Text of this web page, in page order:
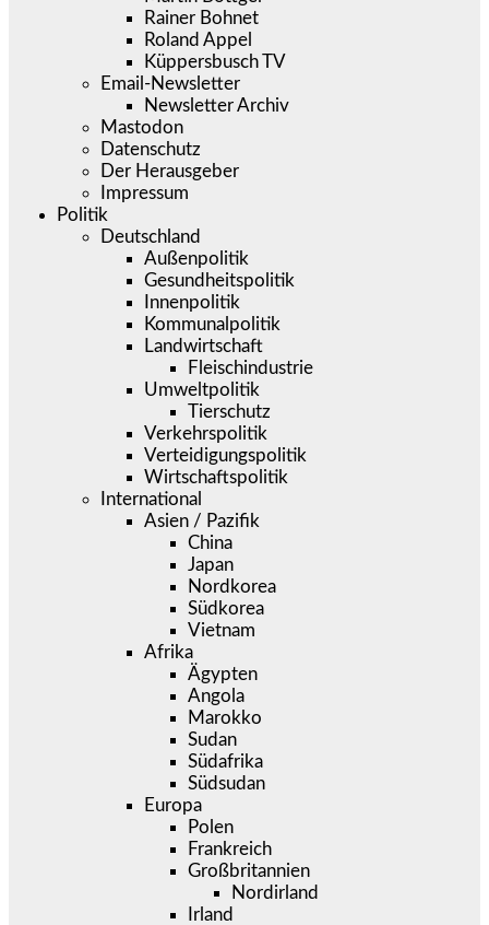
Rainer Bohnet
Roland Appel
Küppersbusch TV
Email-Newsletter
Newsletter Archiv
Mastodon
Datenschutz
Der Herausgeber
Impressum
Politik
Deutschland
Außenpolitik
Gesundheitspolitik
Innenpolitik
Kommunalpolitik
Landwirtschaft
Fleischindustrie
Umweltpolitik
Tierschutz
Verkehrspolitik
Verteidigungspolitik
Wirtschaftspolitik
International
Asien / Pazifik
China
Japan
Nordkorea
Südkorea
Vietnam
Afrika
Ägypten
Angola
Marokko
Sudan
Südafrika
Südsudan
Europa
Polen
Frankreich
Großbritannien
Nordirland
Irland